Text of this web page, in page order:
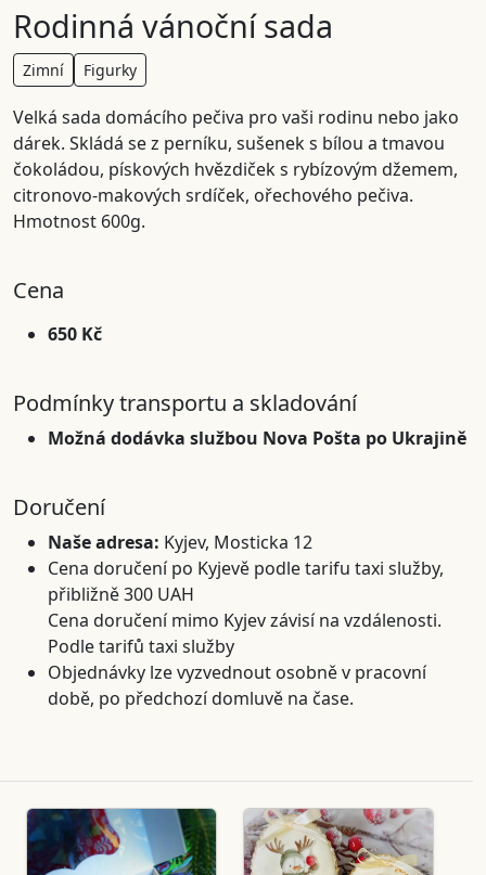
Rodinná vánoční sada
Zimní Figurky
Velká sada domácího pečiva pro vaši rodinu nebo jako
dárek. Skládá se z perníku, sušenek s bílou a tmavou
čokoládou, pískových hvězdiček s rybízovým džemem,
citronovo-makových srdíček, ořechového pečiva.
Hmotnost 600g.
Cena
650 Kč
Podmínky transportu a skladování
Možná dodávka službou Nova Pošta po Ukrajině
Doručení
Naše adresa: Kyjev, Mosticka 12
Cena doručení po Kyjevě podle tarifu taxi služby,
přibližně 300 UAH
Cena doručení mimo Kyjev závisí na vzdálenosti.
Podle tarifů taxi služby
Objednávky lze vyzvednout osobně v pracovní
době, po předchozí domluvě na čase.